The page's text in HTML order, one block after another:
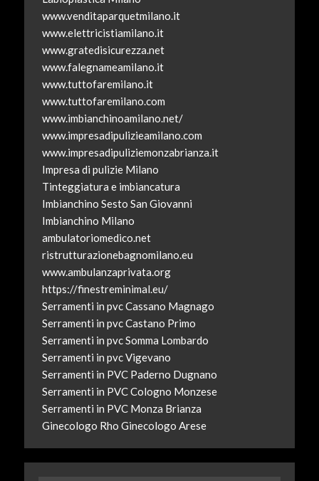
www.venditaparquetmilano.it
www.elettricistiamilano.it
www.gratedisicurezza.net
www.falegnameamilano.it
www.tuttofaremilano.it
www.tuttofaremilano.com
www.imbianchinoamilano.net/
www.impresadipulizieamilano.com
www.impresadipuliziemonzabrianza.it
Impresa di pulizie Milano
Tinteggiatura e imbiancatura
Imbianchino Sesto San Giovanni
Imbianchino Milano
ambulatoriomedico.net
ristrutturazionebagnomilano.eu
www.ambulanzaprivata.org
https://finestreminimal.eu/
Serramenti in pvc Cassano Magnago
Serramenti in pvc Castano Primo
Serramenti in pvc Somma Lombardo
Serramenti in pvc Vigevano
Serramenti in PVC Paderno Dugnano
Serramenti in PVC Cologno Monzese
Serramenti in PVC Monza Brianza
Ginecologo Rho Ginecologo Arese